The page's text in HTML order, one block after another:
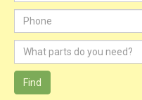
Find